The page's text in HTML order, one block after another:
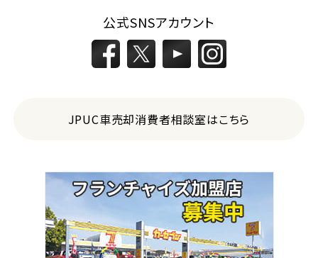
公式SNSアカウント
JPUC車売却消費者相談室はこちら